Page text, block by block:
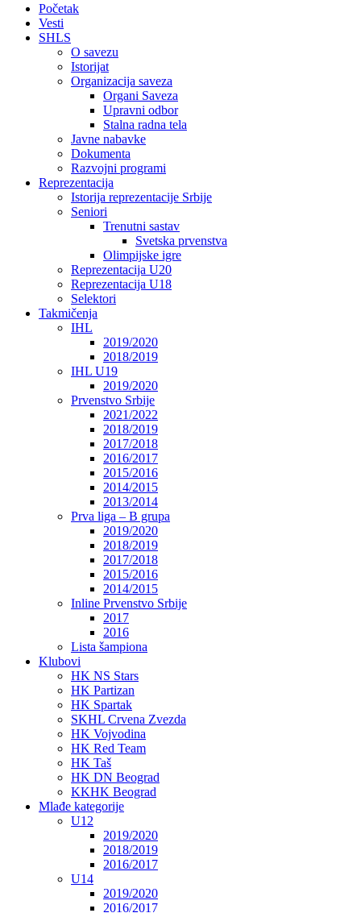
Početak
Vesti
SHLS
O savezu
Istorijat
Organizacija saveza
Organi Saveza
Upravni odbor
Stalna radna tela
Javne nabavke
Dokumenta
Razvojni programi
Reprezentacija
Istorija reprezentacije Srbije
Seniori
Trenutni sastav
Svetska prvenstva
Olimpijske igre
Reprezentacija U20
Reprezentacija U18
Selektori
Takmičenja
IHL
2019/2020
2018/2019
IHL U19
2019/2020
Prvenstvo Srbije
2021/2022
2018/2019
2017/2018
2016/2017
2015/2016
2014/2015
2013/2014
Prva liga – B grupa
2019/2020
2018/2019
2017/2018
2015/2016
2014/2015
Inline Prvenstvo Srbije
2017
2016
Lista šampiona
Klubovi
HK NS Stars
HK Partizan
HK Spartak
SKHL Crvena Zvezda
HK Vojvodina
HK Red Team
HK Taš
HK DN Beograd
KKHK Beograd
Mlađe kategorije
U12
2019/2020
2018/2019
2016/2017
U14
2019/2020
2016/2017